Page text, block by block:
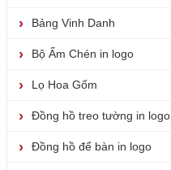
Bảng Vinh Danh
Bộ Ấm Chén in logo
Lọ Hoa Gốm
Đồng hồ treo tường in logo
Đồng hồ để bàn in logo